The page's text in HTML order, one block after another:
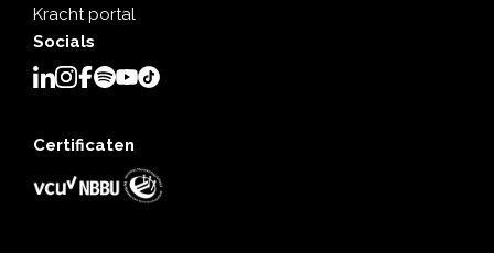
Kracht portal
Socials
Certificaten